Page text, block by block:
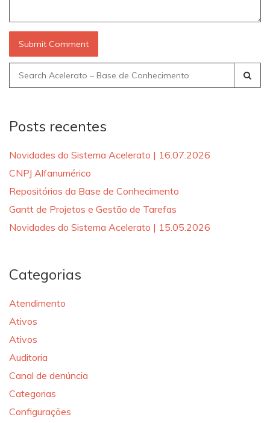
Search
for:
Posts recentes
Novidades do Sistema Acelerato | 16.07.2026
CNPJ Alfanumérico
Repositórios da Base de Conhecimento
Gantt de Projetos e Gestão de Tarefas
Novidades do Sistema Acelerato | 15.05.2026
Categorias
Atendimento
Ativos
Ativos
Auditoria
Canal de denúncia
Categorias
Configurações